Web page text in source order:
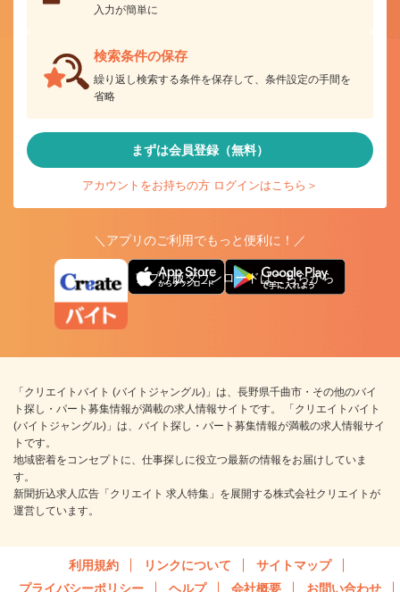
入力が簡単に
検索条件の保存
繰り返し検索する条件を保存して、条件設定の手間を
省略
まずは会員登録（無料）
アカウントをお持ちの方 ログインはこちら＞
＼アプリのご利用でもっと便利に！／
アプリ版ダウンロードはこちらから
「クリエイトバイト (バイトジャングル)」は、長野県千曲市・その他のバイ
ト探し・パート募集情報が満載の求人情報サイトです。 「クリエイトバイト
(バイトジャングル)」は、バイト探し・パート募集情報が満載の求人情報サイ
トです。
地域密着をコンセプトに、仕事探しに役立つ最新の情報をお届けしていま
す。
新聞折込求人広告「クリエイト 求人特集」を展開する株式会社クリエイトが
運営しています。
利用規約 リンクについて
サイトマップ
プライバシーポリシー
ヘルプ 会社概要 お問い合わせ